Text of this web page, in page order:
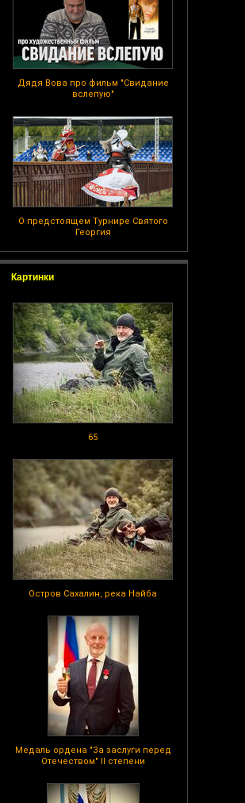
Дядя Вова про фильм "Свидание
вслепую"
О предстоящем Турнире Святого
Георгия
Картинки
65
Остров Сахалин, река Найба
Медаль ордена "За заслуги перед
Отечеством" II степени